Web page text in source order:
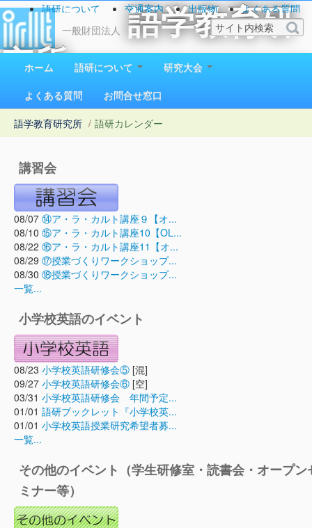
一般財団法人
語学教育研
究所
1923（大正12）年創立
語研について 交通案内 出版物
よくある質問
お問い合わせ
ホーム 語研について
研究大会
よくある質問
お問合せ窓口
語学教育研究所 / 語研カレンダー
講習会
08/07 ⑭ア・ラ・カルト講座９【オ...
08/10 ⑮ア・ラ・カルト講座10【OL...
08/22 ⑯ア・ラ・カルト講座11【オ...
08/29 ⑰授業づくりワークショップ...
08/30 ⑱授業づくりワークショップ...
一覧...
小学校英語のイベント
08/23 小学校英語研修会⑤ [混]
09/27 小学校英語研修会⑥ [空]
03/31 小学校英語研修会 年間予定...
01/01 語研ブックレット『小学校英...
01/01 小学校英語授業研究希望者募...
一覧...
その他のイベント（学生研修室・読書会・オープン
ミナー等）